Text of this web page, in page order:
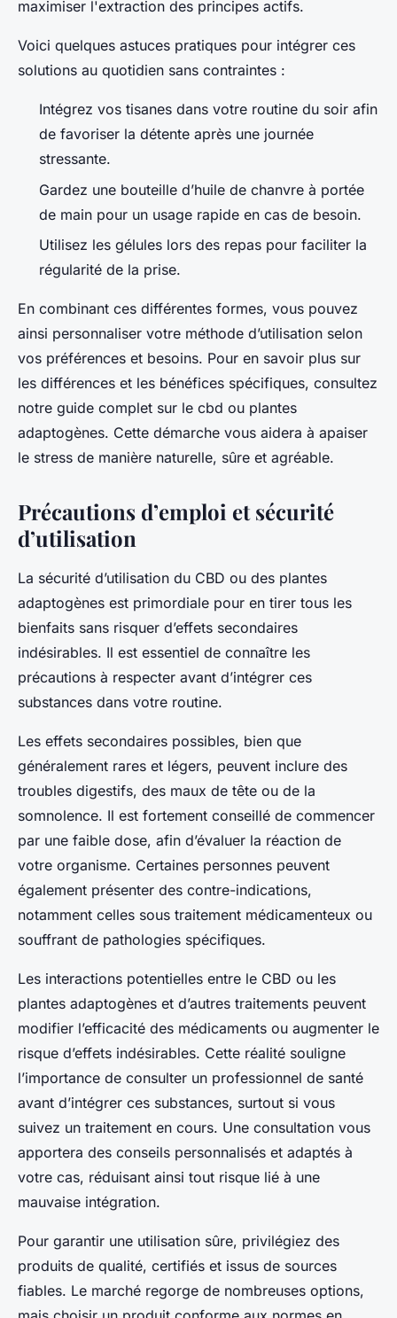
maximiser l'extraction des principes actifs.
Voici quelques astuces pratiques pour intégrer ces
solutions au quotidien sans contraintes :
Intégrez vos tisanes dans votre routine du soir afin
de favoriser la détente après une journée
stressante.
Gardez une bouteille d’huile de chanvre à portée
de main pour un usage rapide en cas de besoin.
Utilisez les gélules lors des repas pour faciliter la
régularité de la prise.
En combinant ces différentes formes, vous pouvez
ainsi personnaliser votre méthode d’utilisation selon
vos préférences et besoins. Pour en savoir plus sur
les différences et les bénéfices spécifiques, consultez
notre guide complet sur le cbd ou plantes
adaptogènes. Cette démarche vous aidera à apaiser
le stress de manière naturelle, sûre et agréable.
Précautions d’emploi et sécurité
d’utilisation
La sécurité d’utilisation du CBD ou des plantes
adaptogènes est primordiale pour en tirer tous les
bienfaits sans risquer d’effets secondaires
indésirables. Il est essentiel de connaître les
précautions à respecter avant d’intégrer ces
substances dans votre routine.
Les effets secondaires possibles, bien que
généralement rares et légers, peuvent inclure des
troubles digestifs, des maux de tête ou de la
somnolence. Il est fortement conseillé de commencer
par une faible dose, afin d’évaluer la réaction de
votre organisme. Certaines personnes peuvent
également présenter des contre-indications,
notamment celles sous traitement médicamenteux ou
souffrant de pathologies spécifiques.
Les interactions potentielles entre le CBD ou les
plantes adaptogènes et d’autres traitements peuvent
modifier l’efficacité des médicaments ou augmenter le
risque d’effets indésirables. Cette réalité souligne
l’importance de consulter un professionnel de santé
avant d’intégrer ces substances, surtout si vous
suivez un traitement en cours. Une consultation vous
apportera des conseils personnalisés et adaptés à
votre cas, réduisant ainsi tout risque lié à une
mauvaise intégration.
Pour garantir une utilisation sûre, privilégiez des
produits de qualité, certifiés et issus de sources
fiables. Le marché regorge de nombreuses options,